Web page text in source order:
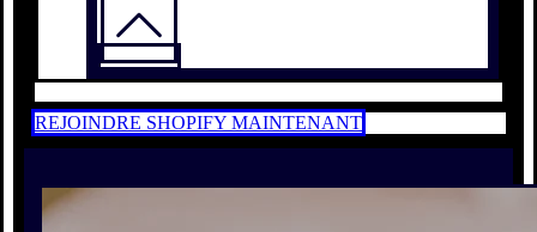
REJOINDRE SHOPIFY MAINTENANT